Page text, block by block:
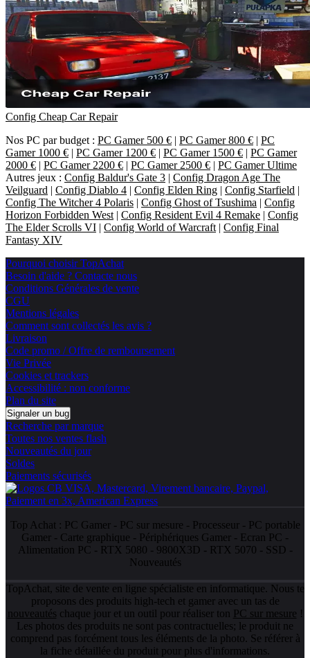
Config Cheap Car Repair
Nos PC par budget : PC Gamer 500 € | PC Gamer 800 € | PC
Gamer 1000 € | PC Gamer 1200 € | PC Gamer 1500 € | PC Gamer
2000 € | PC Gamer 2200 € | PC Gamer 2500 € | PC Gamer Ultime
Autres jeux : Config Baldur's Gate 3 | Config Dragon Age The
Veilguard | Config Diablo 4 | Config Elden Ring | Config Starfield |
Config The Witcher 4 Polaris | Config Ghost of Tsushima | Config
Horizon Forbidden West | Config Resident Evil 4 Remake | Config
The Elder Scrolls VI | Config World of Warcraft | Config Final
Fantasy XIV
Pourquoi choisir TopAchat
Besoin d'aide ? Contacte nous
Conditions Générales de vente
CGU
Mentions légales
Comment sont collectés les avis ?
Livraison
Code promo / Offre de remboursement
Vie Privée
Cookies et trackers
Accessibilité : non conforme
Plan du site
Signaler un bug
Recherche par marque
Toutes nos ventes flash
Nouveautés du jour
Soldes
Paiements sécurisés
Top Achat : PC Gamer- PC sur mesure - Processeur- PC portable
Gamer - Carte graphique - Périphériques Gamer - Ecran PC -
Alimentation PC - RTX 5080 - 9800X3D - RTX 5070 - SSD -
Nouveautés
TopAchat, site de vente en ligne spécialiste en informatique. Nous te
proposons des produits high-tech et gamer avec un tas de
nouveautés chaque jour et un outil pour réaliser ton PC sur mesure !
Les photos des produits ne sont pas contractuelles; le produit ne
comprend pas forcément tous les éléments de la photo. Se référer à
la fiche détaillée du produit pour plus d'informations.